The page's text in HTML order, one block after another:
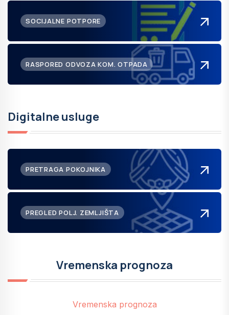
SOCIJALNE POTPORE
RASPORED ODVOZA KOM. OTPADA
Digitalne usluge
PRETRAGA POKOJNIKA
PREGLED POLJ. ZEMLJIŠTA
Vremenska prognoza
Vremenska prognoza